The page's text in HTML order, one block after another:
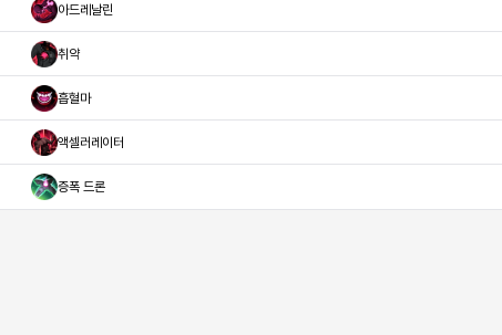
아드레날린
취약
흡혈마
액셀러레이터
증폭 드론